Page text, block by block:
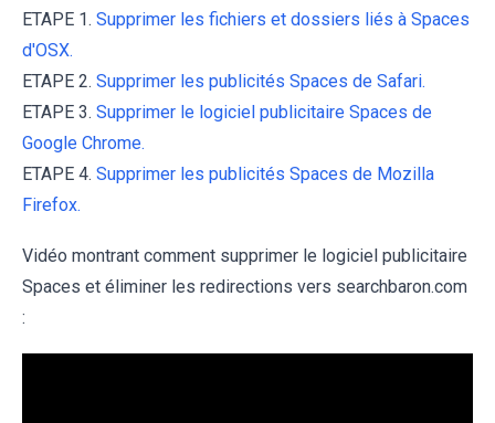
ETAPE 1. Supprimer les fichiers et dossiers liés à Spaces
d'OSX.
ETAPE 2. Supprimer les publicités Spaces de Safari.
ETAPE 3. Supprimer le logiciel publicitaire Spaces de
Google Chrome.
ETAPE 4. Supprimer les publicités Spaces de Mozilla
Firefox.
Vidéo montrant comment supprimer le logiciel publicitaire
Spaces et éliminer les redirections vers searchbaron.com
: